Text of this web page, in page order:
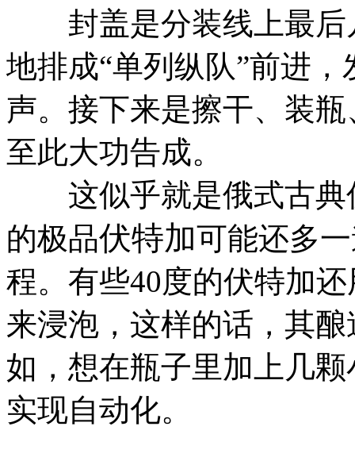
封盖是分装线上最后
地排成“单列纵队”前进
声。接下来是擦干、装
至此大功告成。
这似乎就是俄式古典
的极品伏特加可能还多
程。有些40度的伏特加
来浸泡，这样的话，其
如，想在瓶子里加上几
实现自动化。